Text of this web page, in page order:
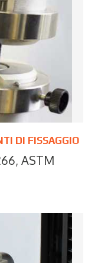
DI FISSAGGIO
ASTM